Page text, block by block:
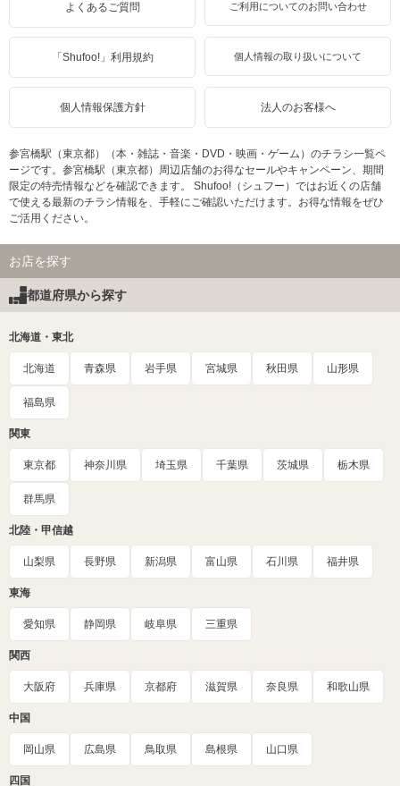
よくあるご質問 ご利用についてのお問い合わせ
「Shufoo!」利用規約 個人情報の取り扱いについて
個人情報保護方針 法人のお客様へ
参宮橋駅（東京都）（本・雑誌・音楽・DVD・映画・ゲーム）のチラシ一覧ペ
ージです。参宮橋駅（東京都）周辺店舗のお得なセールやキャンペーン、期間
限定の特売情報などを確認できます。 Shufoo!（シュフー）ではお近くの店舗
で使える最新のチラシ情報を、手軽にご確認いただけます。お得な情報をぜひ
ご活用ください。
お店を探す
都道府県から探す
北海道・東北
北海道 青森県 岩手県 宮城県 秋田県 山形県
福島県
関東
東京都 神奈川県 埼玉県 千葉県 茨城県 栃木県
群馬県
北陸・甲信越
山梨県 長野県 新潟県 富山県 石川県 福井県
東海
愛知県 静岡県 岐阜県 三重県
関西
大阪府 兵庫県 京都府 滋賀県 奈良県 和歌山県
中国
岡山県 広島県 鳥取県 島根県 山口県
四国